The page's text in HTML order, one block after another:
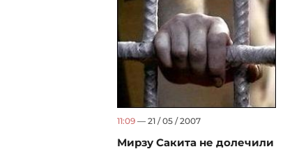
11:09 — 21 / 05 / 2007
Мирзу Сакита не долечили